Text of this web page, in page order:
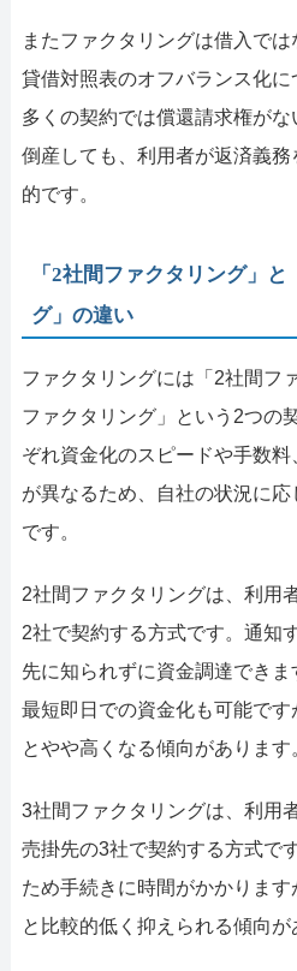
またファクタリングは借入では
貸借対照表のオフバランス化に
多くの契約では償還請求権が
倒産しても、利用者が返済義
的です。
「2社間ファクタリング」
グ」の違い
ファクタリングには「2社間フ
ファクタリング」という2つの
ぞれ資金化のスピードや手数
が異なるため、自社の状況に
です。
2社間ファクタリングは、利用
2社で契約する方式です。通知
先に知られずに資金調達でき
最短即日での資金化も可能で
とやや高くなる傾向があります
3社間ファクタリングは、利用
売掛先の3社で契約する方式で
ため手続きに時間がかかりま
と比較的低く抑えられる傾向が